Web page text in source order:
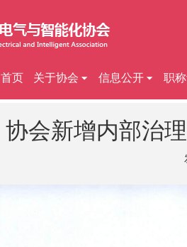
首页 关于协会 信息公开 职
协会新增内部治